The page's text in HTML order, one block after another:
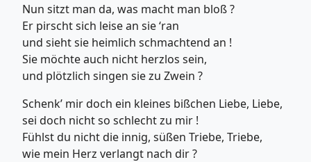
Nun sitzt man da, was macht man bloß ?
Er pirscht sich leise an sie ‘ran
und sieht sie heimlich schmachtend an !
Sie möchte auch nicht herzlos sein,
und plötzlich singen sie zu Zwein ?
Schenk’ mir doch ein kleines bißchen Liebe, Liebe,
sei doch nicht so schlecht zu mir !
Fühlst du nicht die innig, süßen Triebe, Triebe,
wie mein Herz verlangt nach dir ?